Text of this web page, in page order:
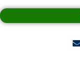
Skip
to